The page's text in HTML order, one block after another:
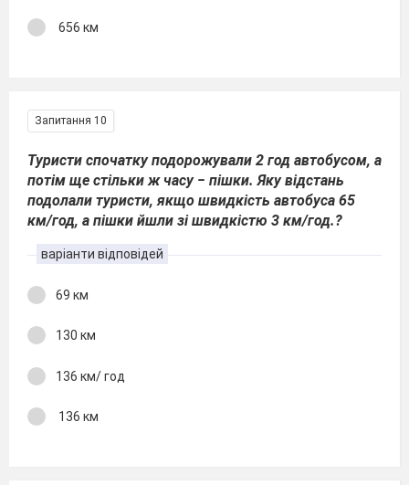
656 км
Запитання 10
Туристи спочатку подорожували 2 год автобусом, а
потім ще стільки ж часу − пішки. Яку відстань
подолали туристи, якщо швидкість автобуса 65
км/год, а пішки йшли зі швидкістю 3 км/год.?
варіанти відповідей
69 км
130 км
136 км/ год
136 км